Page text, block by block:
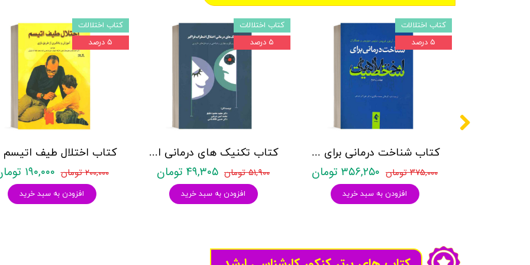
۲۰۰,۰۰۰ تومان ۱۹۰,۰۰۰ تومان
افزودن به سبد خرید
کتاب اختلالات
۵ درصد
کتاب تکنیک های درمانی اختلال اضطراب فراگیر - رویکرد رفتاری شناختی و درمان های دارویی - نشر نیوند
۵۱,۹۰۰ تومان ۴۹,۳۰۵ تومان
افزودن به سبد خرید
کتاب اختلالات
۵ درصد
کتاب شناخت درمانی برای اختلال های شخصیت - نشر ارجمند
۳۷۵,۰۰۰ تومان ۳۵۶,۲۵۰ تومان
افزودن به سبد خرید
کتاب اختلالات
۵ درصد